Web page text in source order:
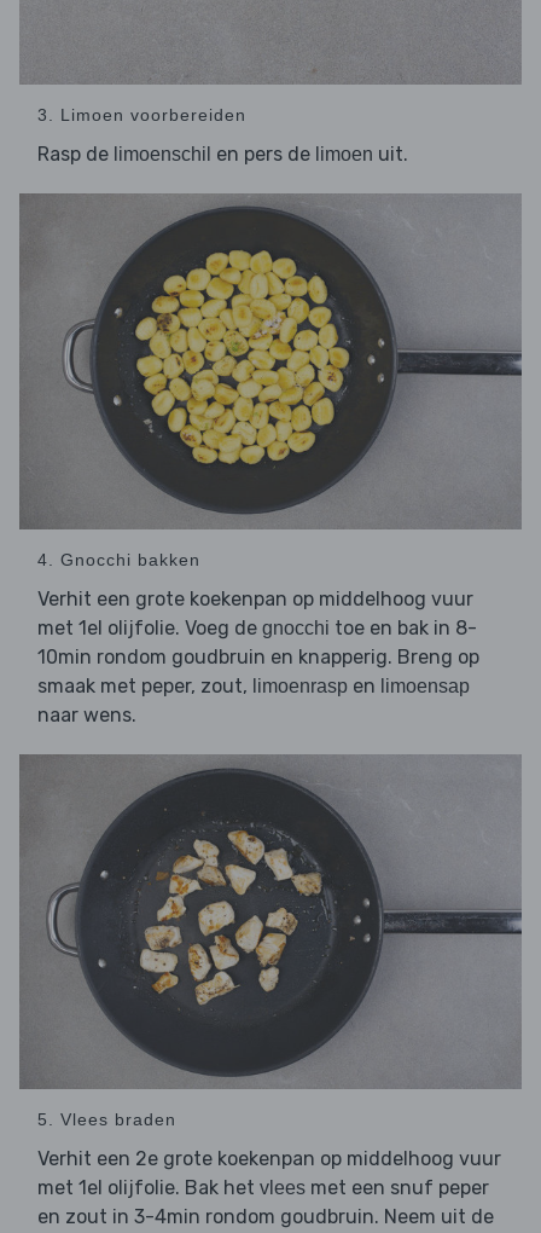
3. Limoen voorbereiden
Rasp de limoenschil en pers de limoen uit.
4. Gnocchi bakken
Verhit een grote koekenpan op middelhoog vuur
met 1el olijfolie. Voeg de gnocchi toe en bak in 8-
10min rondom goudbruin en knapperig. Breng op
smaak met peper, zout, limoenrasp en limoensap
naar wens.
5. Vlees braden
Verhit een 2e grote koekenpan op middelhoog vuur
met 1el olijfolie. Bak het vlees met een snuf peper
en zout in 3-4min rondom goudbruin. Neem uit de